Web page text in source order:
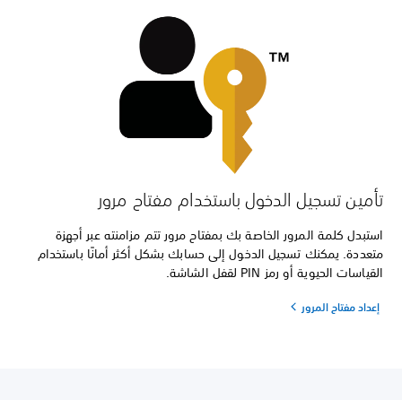
تأمين تسجيل الدخول باستخدام مفتاح مرور
استبدل كلمة المرور الخاصة بك بمفتاح مرور تتم مزامنته عبر أجهزة
متعددة. يمكنك تسجيل الدخول إلى حسابك بشكل أكثر أمانًا باستخدام
القياسات الحيوية أو رمز PIN لقفل الشاشة.
إعداد مفتاح المرور